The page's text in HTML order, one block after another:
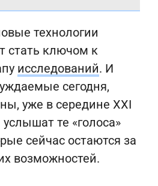
технологии
стать ключом к
исследований. И
сегодня,
уже в середине XXI
те «голоса»
сейчас остаются за
возможностей.